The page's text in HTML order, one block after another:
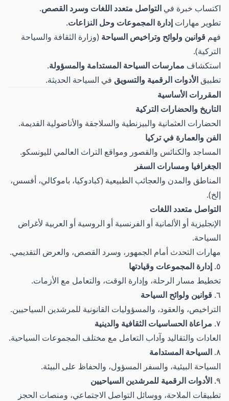
اكتساب خبرة في التواصل متعدد اللغات وسرد القصص.
تطوير مهارات إدارة المجموعات وحل النزاعات.
فهم قوانين ولوائح وتراخيص السياحة (وزارة الثقافة والسياحة
التركية).
استكشاف ممارسات السياحة المستدامة والمسؤولة.
تطبيق الأدوات الرقمية والتسويق في السياحة الحديثة.
المقررات الأساسية
التاريخ والحضارات التركية
الحضارات العثمانية والبيزنطية والسلاجقة والأناضولية القديمة.
الفن والعمارة في تركيا
المساجد والكنائس والقصور ومواقع التراث العالمي لليونسكو.
الجغرافيا ومسارات السفر
المناطق والمدن والعجائب الطبيعية (كبادوكيا، باموكالي، أفسس،
إلخ).
التواصل متعدد اللغات
الإنجليزية أو الألمانية أو الفرنسية أو الروسية أو العربية لأغراض
السياحة.
مهارات التحدث أمام الجمهور، وسرد القصص، والعرض التقديمي.
٥. إدارة المجموعات وقيادتها
تخطيط مسار الرحلة، وإدارة الوقت، والتعامل مع الأزمات.
٦. قوانين ولوائح السياحة
التراخيص، والعقود، والمسؤوليات القانونية للمرشدين السياحيين.
٧. مراعاة الحساسيات الثقافية والدينية
العادات والتقاليد وآداب التعامل مع مختلف المجموعات السياحية.
٨. السياحة المستدامة
السياحة البيئية، والسفر المسؤول، والحفاظ على البيئة.
٩. الأدوات الرقمية للمرشدين السياحيين
تطبيقات الملاحة، ووسائل التواصل الاجتماعي، ومنصات الحجز